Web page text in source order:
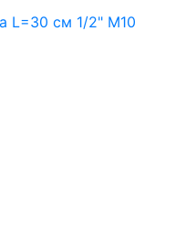
L=30 см 1/2" М10